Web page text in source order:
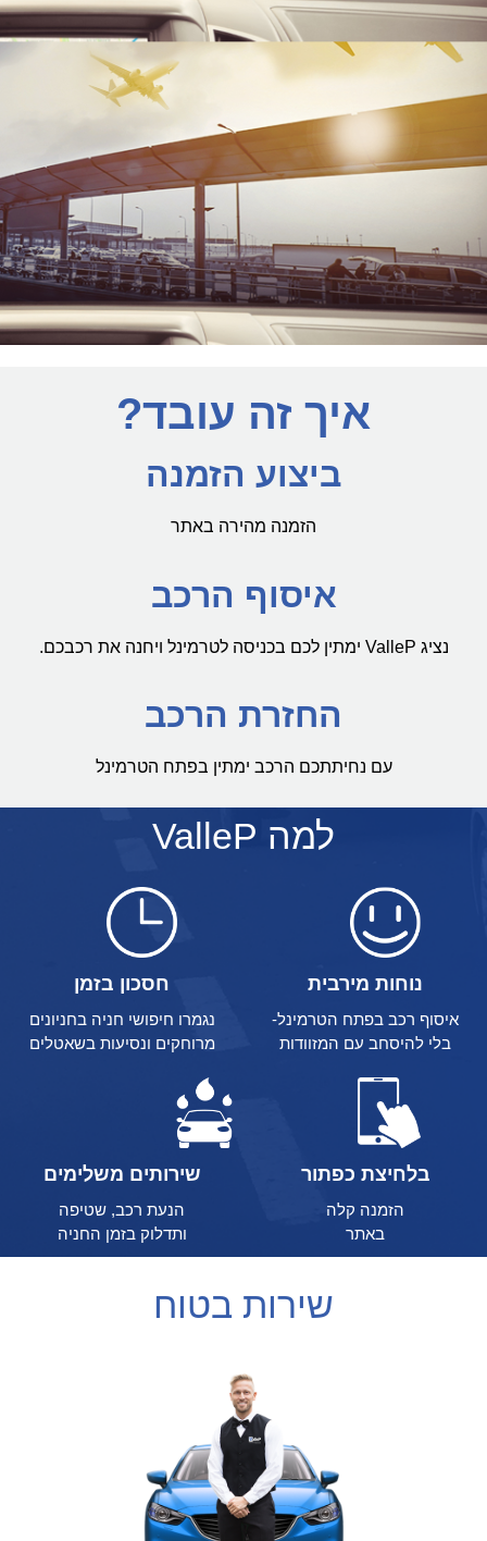
איך זה עובד?
ביצוע הזמנה
הזמנה מהירה באתר
איסוף הרכב
נציג ValleP ימתין לכם בכניסה לטרמינל ויחנה את רכבכם.
החזרת הרכב
עם נחיתתכם הרכב ימתין בפתח הטרמינל
למה ValleP
נוחות מירבית
איסוף רכב בפתח הטרמינל-
בלי להיסחב עם המזוודות
חסכון בזמן
נגמרו חיפושי חניה בחניונים
מרוחקים ונסיעות בשאטלים
בלחיצת כפתור
הזמנה קלה
באתר
שירותים משלימים
הנעת רכב, שטיפה
ותדלוק בזמן החניה
שירות בטוח